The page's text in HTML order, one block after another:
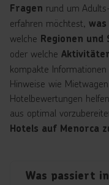
Fragen rund um
erfahren möchtest,
welche Regionen
oder welche
kompakte
Hinweise wie
Hotelbewertungen
aus optimal
Hotels auf Menorca
Was passiert